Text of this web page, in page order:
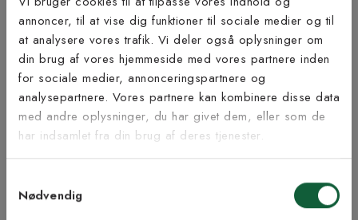
annoncer, til at vise dig funktioner til sociale medier og til
at analysere vores trafik. Vi deler også oplysninger om
din brug af vores hjemmeside med vores partnere inden
for sociale medier, annonceringspartnere og
analysepartnere. Vores partnere kan kombinere disse data
med andre oplysninger, du har givet dem, eller som de
har indsamlet fra din brug af deres tjenester.
Nødvendig
Bæredygtighed
Inspiration fra @kilandsofficial
Tilmeld dig vores
nyhedsbrev
Vær blandt de første til at modtage vores tilbud,
tips og nyheder.